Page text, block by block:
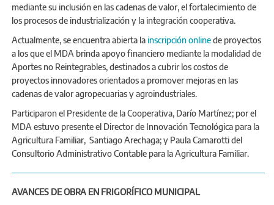
mediante su inclusión en las cadenas de valor, el fortalecimiento de
los procesos de industrialización y la integración cooperativa.
Actualmente, se encuentra abierta lainscripción onlinede proyectos
a los que el MDA brinda apoyo financiero mediante la modalidad de
Aportes no Reintegrables, destinados a cubrir los costos de
proyectos innovadores orientados a promover mejoras en las
cadenas de valor agropecuarias y agroindustriales.
Participaron el Presidente de la Cooperativa, Darío Martínez; por el
MDA estuvo presente el Director de Innovación Tecnológica para la
Agricultura Familiar, Santiago Arechaga; y Paula Camarotti del
Consultorio Administrativo Contable para la Agricultura Familiar.
AVANCES DE OBRA EN FRIGORÍFICO MUNICIPAL